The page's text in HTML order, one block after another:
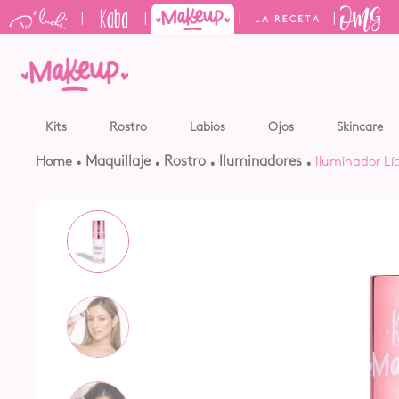
Kits Rostro Labios Ojos Skincare
maquillaje rostro iluminadores Iluminador
1.
kits
2.